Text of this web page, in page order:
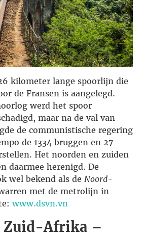
kilometer lange spoorlijn die
de Fransen is aangelegd.
werd het spoor
maar na de val van
de communistische regering
de 1334 bruggen en 27
Het noorden en zuiden
daarmee herenigd. De
wel bekend als de Noord-
met de metrolijn in
www.dsvn.vn
Zuid-Afrika –